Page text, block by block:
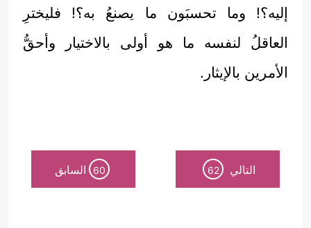
إليه؟! وما تحسبَون ما يصنعُ به؟! فليخترِ
العاقلُ لنفسه ما هو أولى بالاختيار وأحقُّ
الأمرين بالإيثار.
التالي 62
60 السابق